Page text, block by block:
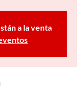
a la venta